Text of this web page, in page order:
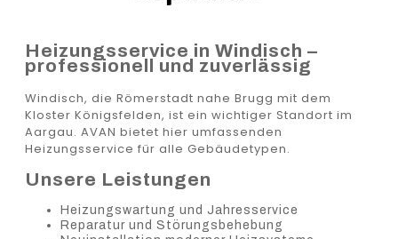
Heizungsservice in Windisch –
professionell und zuverlässig
Windisch, die Römerstadt nahe Brugg mit dem
Kloster Königsfelden, ist ein wichtiger Standort im
Aargau. AVAN bietet hier umfassenden
Heizungsservice für alle Gebäudetypen.
Unsere Leistungen
Heizungswartung und Jahresservice
Reparatur und Störungsbehebung